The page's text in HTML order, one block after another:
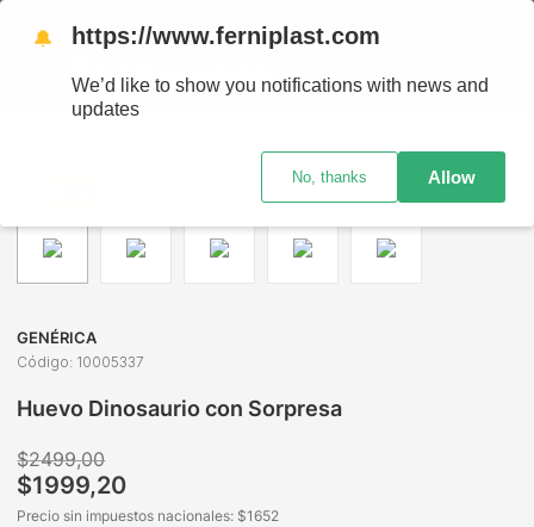
GENÉRICA
Código: 10005337
Huevo Dinosaurio con Sorpresa
$2499,00
$1999,20
Precio sin impuestos nacionales: $1652
🔔 https://www.ferniplast.com
We’d like to show you notifications with news and
updates
No, thanks Allow